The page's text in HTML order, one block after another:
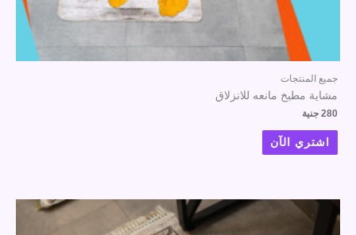
جميع المنتجات
مشاية مطبخ مانعه للانزلاق
280 جنية
اشتري الآن